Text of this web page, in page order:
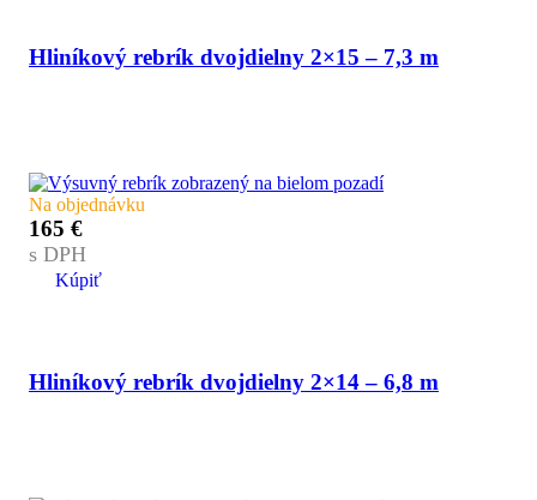
Hliníkový rebrík dvojdielny 2×15 – 7,3 m
Na objednávku
165 €
s DPH
Kúpiť
Hliníkový rebrík dvojdielny 2×14 – 6,8 m